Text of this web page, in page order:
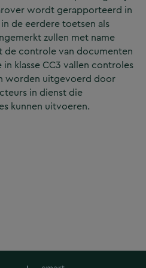
wordt gerapporteerd in
de eerdere toetsen als
zullen met name
controle van documenten
klasse CC3 vallen controles
worden uitgevoerd door
in dienst die
kunnen uitvoeren.